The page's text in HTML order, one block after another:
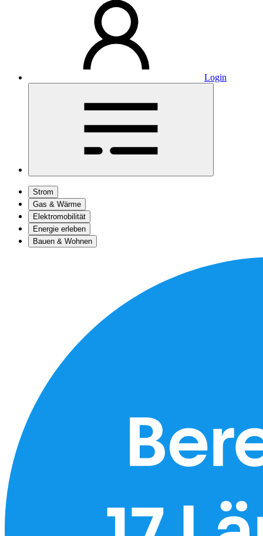
Login
Strom
Gas & Wärme
Elektromobilität
Energie erleben
Bauen & Wohnen